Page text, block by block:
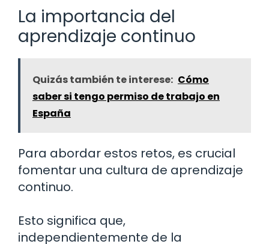
La importancia del
aprendizaje continuo
Quizás también te interese: Cómo
saber si tengo permiso de trabajo en
España
Para abordar estos retos, es crucial
fomentar una cultura de aprendizaje
continuo.
Esto significa que,
independientemente de la